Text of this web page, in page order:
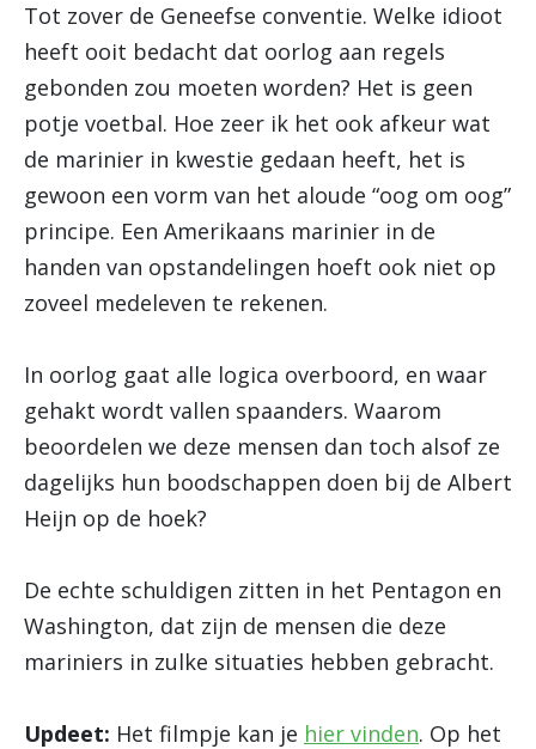
Tot zover de Geneefse conventie. Welke idioot
heeft ooit bedacht dat oorlog aan regels
gebonden zou moeten worden? Het is geen
potje voetbal. Hoe zeer ik het ook afkeur wat
de marinier in kwestie gedaan heeft, het is
gewoon een vorm van het aloude “oog om oog”
principe. Een Amerikaans marinier in de
handen van opstandelingen hoeft ook niet op
zoveel medeleven te rekenen.
In oorlog gaat alle logica overboord, en waar
gehakt wordt vallen spaanders. Waarom
beoordelen we deze mensen dan toch alsof ze
dagelijks hun boodschappen doen bij de Albert
Heijn op de hoek?
De echte schuldigen zitten in het Pentagon en
Washington, dat zijn de mensen die deze
mariniers in zulke situaties hebben gebracht.
Updeet: Het filmpje kan je hier vinden. Op het